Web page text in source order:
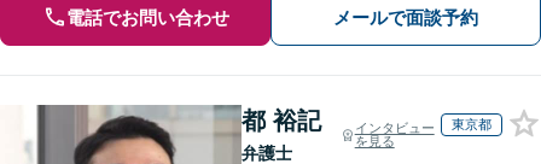
電話でお問い合わせ メールで面談予約
都 裕記
弁護士
インタビュー
を見る
東京都